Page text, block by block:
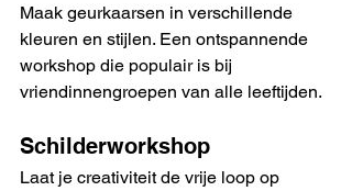
Maak geurkaarsen in verschillende
kleuren en stijlen. Een ontspannende
workshop die populair is bij
vriendinnengroepen van alle leeftijden.
Schilderworkshop
Laat je creativiteit de vrije loop op